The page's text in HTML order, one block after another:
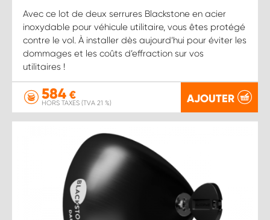
Avec ce lot de deux serrures Blackstone en acier
inoxydable pour véhicule utilitaire, vous êtes protégé
contre le vol. À installer dès aujourd’hui pour éviter les
dommages et les coûts d’effraction sur vos
utilitaires !
584 €
HORS TAXES (TVA 21 %) AJOUTER